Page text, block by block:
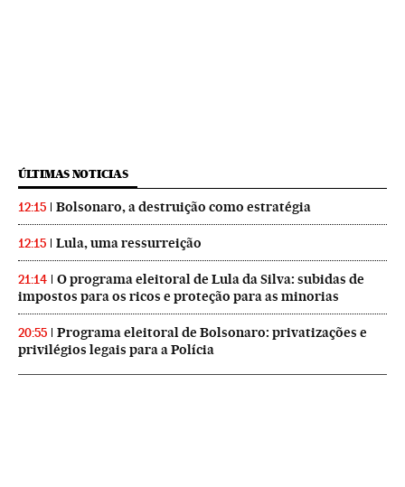
ÚLTIMAS NOTICIAS
12:15 Bolsonaro, a destruição como estratégia
12:15 Lula, uma ressurreição
21:14
O programa eleitoral de Lula da Silva: subidas de
impostos para os ricos e proteção para as minorias
20:55
Programa eleitoral de Bolsonaro: privatizações e
privilégios legais para a Polícia